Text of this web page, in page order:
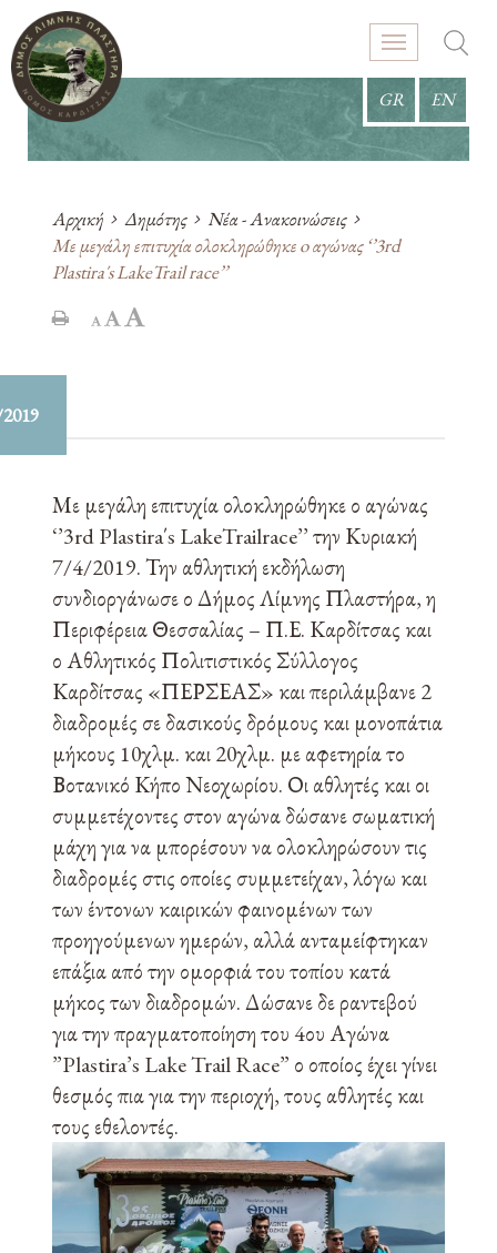
GR EN
Αρχική Δημότης
Νέα - Ανακοινώσεις
Με μεγάλη επιτυχία ολοκληρώθηκε o αγώνας ‘’3rd
Plastira΄s LakeTrail race’’
Με μεγάλη επιτυχία ολοκληρώθηκε ο αγώνας
‘’3rd Plastira΄s LakeTrailrace’’ την Κυριακή
7/4/2019. Την αθλητική εκδήλωση
συνδιοργάνωσε ο Δήμος Λίμνης Πλαστήρα, η
Περιφέρεια Θεσσαλίας – Π.Ε. Καρδίτσας και
ο Αθλητικός Πολιτιστικός Σύλλογος
Καρδίτσας «ΠΕΡΣΕΑΣ» και περιλάμβανε 2
διαδρομές σε δασικούς δρόμους και μονοπάτια
μήκους 10χλμ. και 20χλμ. με αφετηρία το
Βοτανικό Κήπο Νεοχωρίου. Οι αθλητές και οι
συμμετέχοντες στον αγώνα δώσανε σωματική
μάχη για να μπορέσουν να ολοκληρώσουν τις
διαδρομές στις οποίες συμμετείχαν, λόγω και
των έντονων καιρικών φαινομένων των
προηγούμενων ημερών, αλλά ανταμείφτηκαν
επάξια από την ομορφιά του τοπίου κατά
μήκος των διαδρομών. Δώσανε δε ραντεβού
για την πραγματοποίηση του 4ου Αγώνα
”Plastira’s Lake Trail Race” ο οποίος έχει γίνει
θεσμός πια για την περιοχή, τους αθλητές και
τους εθελοντές.